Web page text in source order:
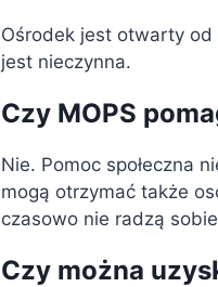
Ośrodek jest otwarty od
jest nieczynna.
Czy MOPS
Nie. Pomoc społeczna
mogą otrzymać także
czasowo nie radzą
Czy można